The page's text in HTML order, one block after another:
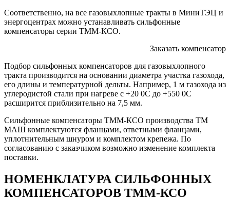
Соответственно, на все газовыхлопные тракты в МиниТЭЦ и
энергоцентрах можно устанавливать сильфонные
компенсаторы серии ТММ-КСО.
Заказать компенсатор
Подбор сильфонных компенсаторов для газовыхлопного
тракта производится на основании диаметра участка газохода,
его длины и температурной дельты. Например, 1 м газохода из
углеродистой стали при нагреве с +20 0С до +550 0С
расширится приблизительно на 7,5 мм.
Сильфонные компенсаторы ТММ-КСО производства ТМ
МАШ комплектуются фланцами, ответными фланцами,
уплотнительным шнуром и комплектом крепежа. По
согласованию с заказчиком возможно изменение комплекта
поставки.
НОМЕНКЛАТУРА СИЛЬФОННЫХ
КОМПЕНСАТОРОВ ТММ-КСО